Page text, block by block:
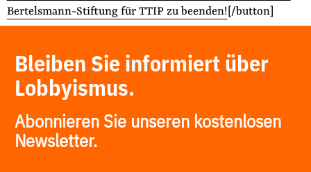
Bertelsmann-Stiftung für TTIP zu beenden! [/button]
Bleiben Sie informiert über
Lobbyismus.
Abonnieren Sie unseren kostenlosen
Newsletter.